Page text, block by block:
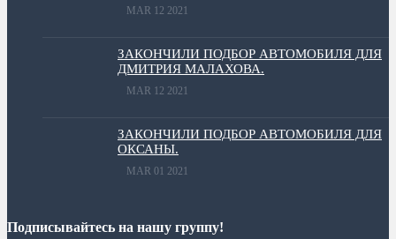
MAR 12 2021
ЗАКОНЧИЛИ ПОДБОР АВТОМОБИЛЯ ДЛЯ
ДМИТРИЯ МАЛАХОВА.
MAR 12 2021
ЗАКОНЧИЛИ ПОДБОР АВТОМОБИЛЯ ДЛЯ
ОКСАНЫ.
MAR 01 2021
Подписывайтесь на нашу группу!